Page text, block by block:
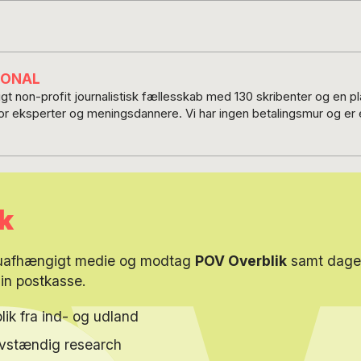
non-profit journalistisk fællesskab med 130 skribenter og en
eksperter og meningsdannere. Vi har ingen betalingsmur og er
medie og modtag POV Overbliksamt
postkasse.
fra ind- og udland
research